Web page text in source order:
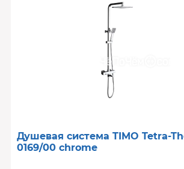
Душевая система TIMO Tetra-
0169/00 chrome